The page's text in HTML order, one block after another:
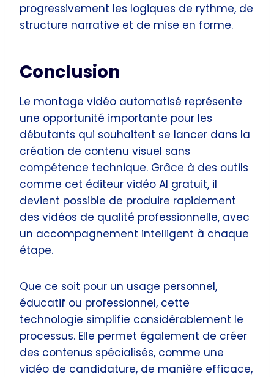
progressivement les logiques de rythme, de
structure narrative et de mise en forme.
Conclusion
Le montage vidéo automatisé représente
une opportunité importante pour les
débutants qui souhaitent se lancer dans la
création de contenu visuel sans
compétence technique. Grâce à des outils
comme cet éditeur vidéo AI gratuit, il
devient possible de produire rapidement
des vidéos de qualité professionnelle, avec
un accompagnement intelligent à chaque
étape.
Que ce soit pour un usage personnel,
éducatif ou professionnel, cette
technologie simplifie considérablement le
processus. Elle permet également de créer
des contenus spécialisés, comme une
vidéo de candidature, de manière efficace,